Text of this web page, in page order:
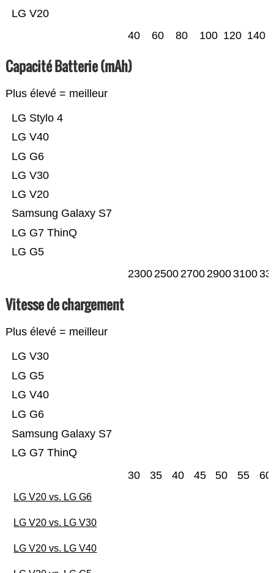
LG V20
40 60 80 100 120 140
Capacité Batterie (mAh)
Plus élevé = meilleur
LG G5
LG G7 ThinQ
Samsung Galaxy S7
LG V20
LG V30
LG G6
LG V40
LG Stylo 4
23002500270029003100
Vitesse de chargement
Plus élevé = meilleur
LG G7 ThinQ
Samsung Galaxy S7
LG G6
LG V40
LG G5
LG V30
30 35 40 45 50 55 60
LG V20 vs. LG G6
LG V20 vs. LG V30
LG V20 vs. LG V40